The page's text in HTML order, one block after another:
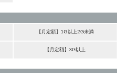
【月定額】1G以上2G未満
【月定額】3G以上